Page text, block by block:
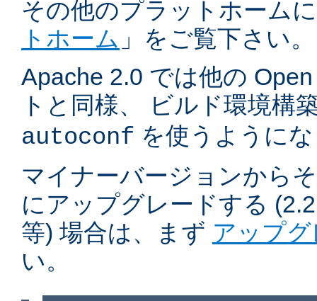
その他のプラットホーム
トホーム 」をご覧下さい。
Apache 2.0 では他の
トと同様、 ビルド環境構
autoconf を使うように
マイナーバージョンから
にアップグレードする
等) 場合は、まず アップ
い。